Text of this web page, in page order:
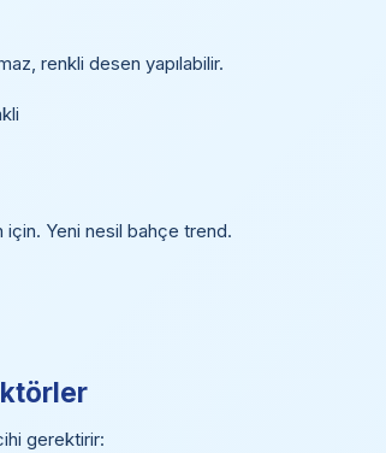
renkli desen yapılabilir.
için. Yeni nesil bahçe trend.
gerektirir: